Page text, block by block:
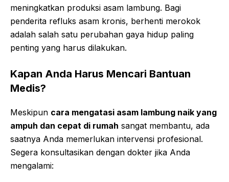
meningkatkan produksi asam lambung. Bagi
penderita refluks asam kronis, berhenti merokok
adalah salah satu perubahan gaya hidup paling
penting yang harus dilakukan.
Kapan Anda Harus Mencari Bantuan
Medis?
Meskipun cara mengatasi asam lambung naik yang
ampuh dan cepat di rumah sangat membantu, ada
saatnya Anda memerlukan intervensi profesional.
Segera konsultasikan dengan dokter jika Anda
mengalami: